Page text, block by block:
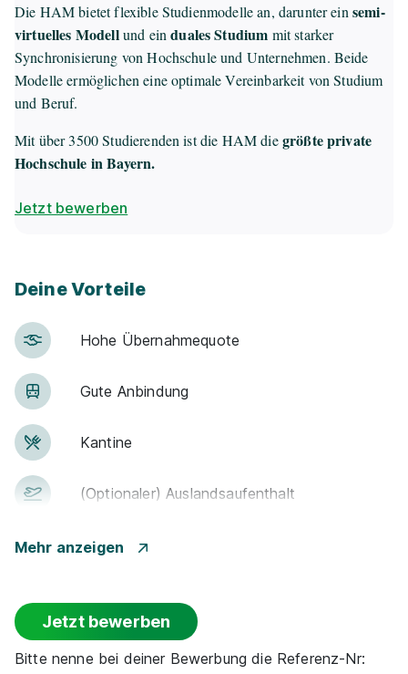
Die HAM bietet flexible Studienmodelle an, darunter einsemi-
virtuelles Modellund einduales Studium mit starker
Synchronisierung von Hochschule und Unternehmen. Beide
Modelle ermöglichen eine optimale Vereinbarkeit von Studium
und Beruf.
Mit über 3500 Studierenden ist die HAM diegrößte private
Hochschule in Bayern.
Jetzt bewerben
Deine Vorteile
Hohe Über­nah­me­quote
Gute An­bin­dung
Kantine
(Optionaler) Auslandsaufenthalt
Park­plätze
Zu­satz­qua­li­fi­ka­tio­nen
Mehr anzeigen
Jetzt bewerben
Bitte nenne bei deiner Bewerbung die Referenz-Nr: